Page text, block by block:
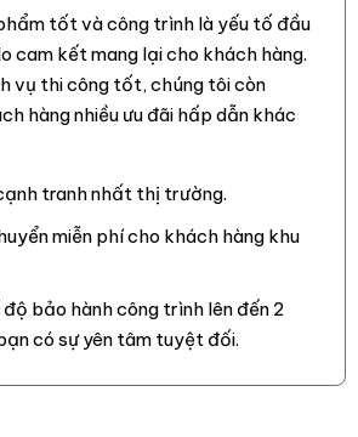
nhám chống trơn ngay cả khi trời
cấp gạch giả cổ lát nền
tín trong ngành vật liệu xây dựng,
sản phẩm vật liệu xây dựng trang trí,
phẩm gạch giả cổ Đông Á được
nhà máy nên có mức giá tốt nhất đến
gạch giả cổ Đông Á tại Topmat,
được những ưu đãi tốt nhất về giá, vận
trả và thanh toán linh hoạt.
tốt và công trình là yếu tố đầu
cam kết mang lại cho khách hàng.
vụ thi công tốt, chúng tôi còn
hàng nhiều ưu đãi hấp dẫn khác
tranh nhất thị trường.
miễn phí cho khách hàng khu
độ bảo hành công trình lên đến 2
có sự yên tâm tuyệt đối.